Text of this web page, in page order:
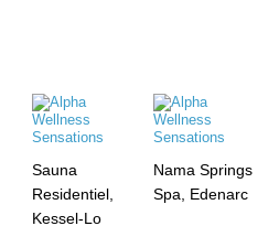
Sauna
Residentiel,
Kessel-Lo
Nama Springs
Spa, Edenarc